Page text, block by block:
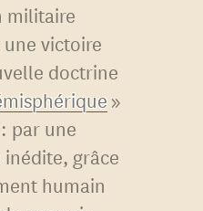
militaire
victoire
doctrine
»
par une
grâce
humain